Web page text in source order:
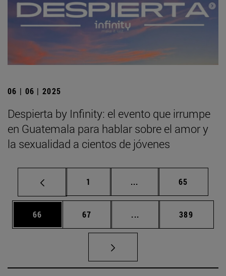
06 | 06 | 2025
Despierta by Infinity: el evento que irrumpe
en Guatemala para hablar sobre el amor y
la sexualidad a cientos de jóvenes
Página
1 ... Páginas intermedias
Página
65
Página
66 Página
67 ... Páginas intermedias
Página
389